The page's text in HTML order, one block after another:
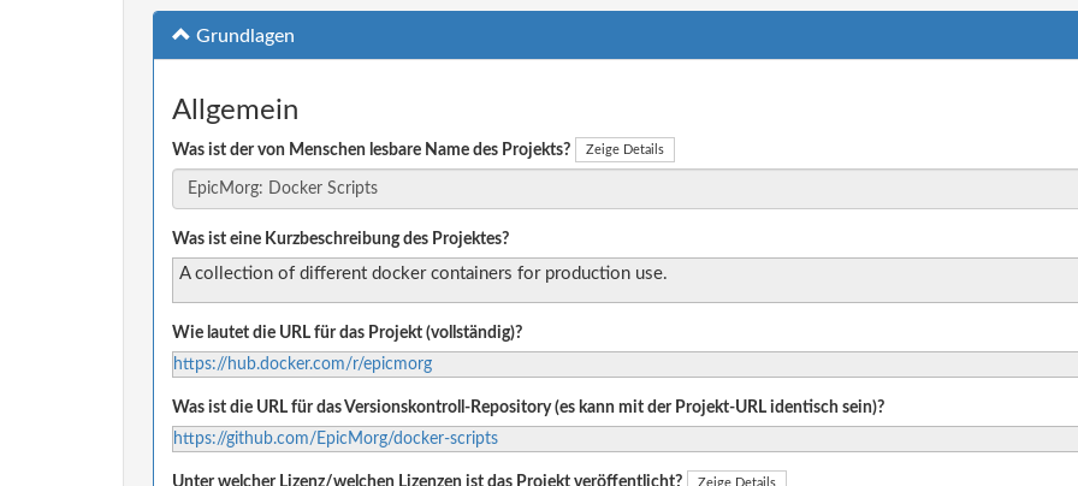
Grundlagen
Allgemein
Was ist der von Menschen lesbare Name des Projekts? Zeige Details
Was ist eine Kurzbeschreibung des Projektes?
A collection of different docker containers for production use.
Wie lautet die URL für das Projekt (vollständig)?
https://hub.docker.com/r/epicmorg
Was ist die URL für das Versionskontroll-Repository (es kann mit der Projekt-URL identisch sein)?
https://github.com/EpicMorg/docker-scripts
Unter welcher Lizenz/welchen Lizenzen ist das Projekt veröffentlicht? Zeige Details